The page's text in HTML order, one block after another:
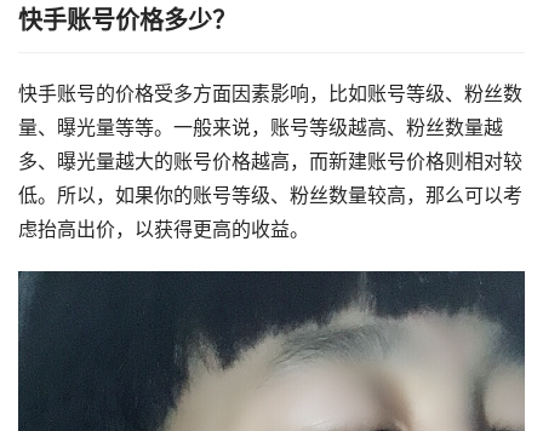
快手账号价格多少？
快手账号的价格受多方面因素影响，比如账号等级、粉丝数
量、曝光量等等。一般来说，账号等级越高、粉丝数量越
多、曝光量越大的账号价格越高，而新建账号价格则相对较
低。所以，如果你的账号等级、粉丝数量较高，那么可以考
虑抬高出价，以获得更高的收益。